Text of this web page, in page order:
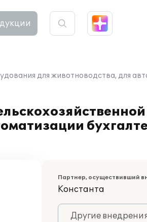
для животноводства, для
Партнер, осуществивший
Константа
Другие